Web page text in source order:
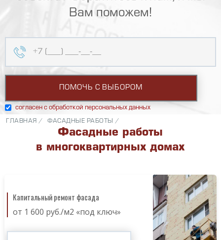
Вам поможем!
согласен с обработкой персональных данных
ГЛАВНАЯ / ФАСАДНЫЕ РАБОТЫ /
Фасадные работы
в многоквартирных домах
Капитальный ремонт фасада
от 1 600 руб./м2 «под ключ»